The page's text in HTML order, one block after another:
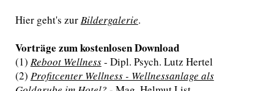
Hier geht's zurBildergalerie.
Vorträge zum kostenlosen Download
(1) Reboot Wellness- Dipl. Psych. Lutz Hertel
(2) Profitcenter Wellness - Wellnessanlage als